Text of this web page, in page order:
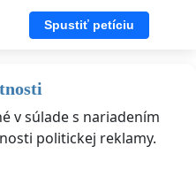
Spustiť petíciu
v súlade s nariadením
politickej reklamy.